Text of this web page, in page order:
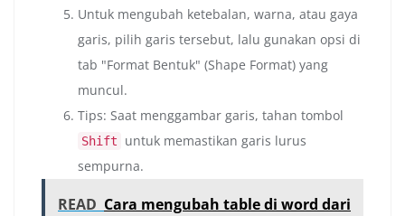
Untuk mengubah ketebalan, warna, atau gaya
garis, pilih garis tersebut, lalu gunakan opsi di
tab "Format Bentuk" (Shape Format) yang
muncul.
Tips: Saat menggambar garis, tahan tombol
Shift
untuk memastikan garis lurus
sempurna.
READ Cara mengubah table di word dari